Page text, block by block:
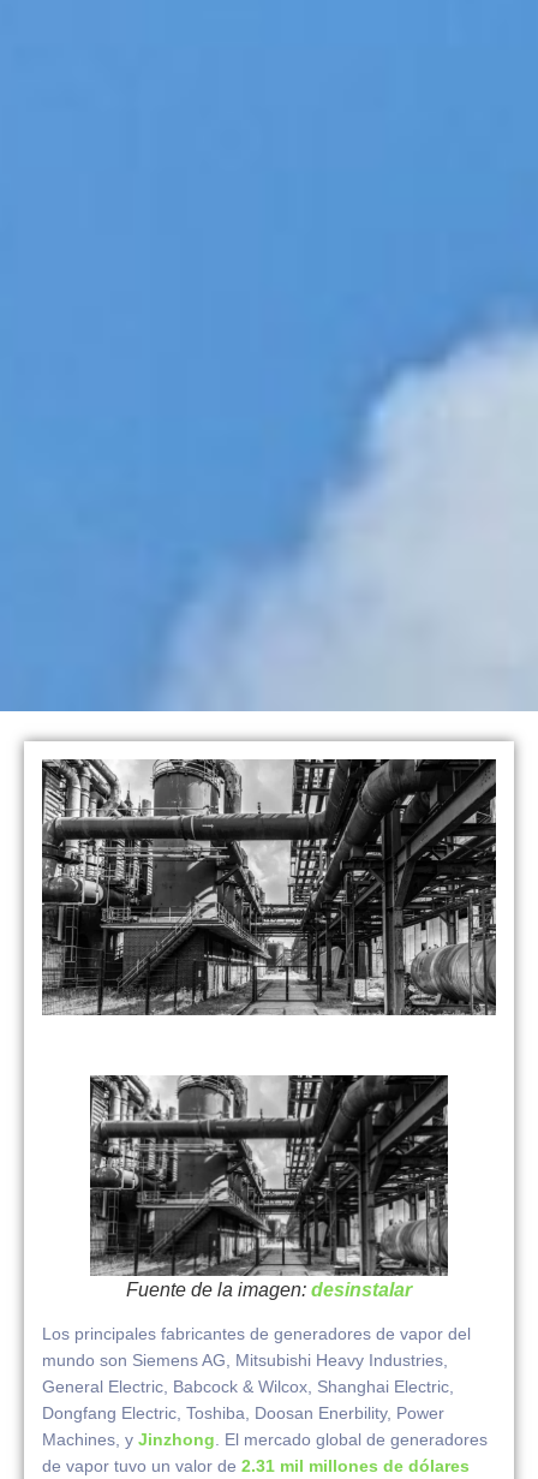
Fuente de la imagen: desinstalar
Los principales fabricantes de generadores de vapor del
mundo son Siemens AG, Mitsubishi Heavy Industries,
General Electric, Babcock & Wilcox, Shanghai Electric,
Dongfang Electric, Toshiba, Doosan Enerbility, Power
Machines, y Jinzhong . El mercado global de generadores
de vapor tuvo un valor de 2.31 mil millones de dólares